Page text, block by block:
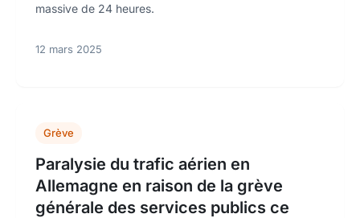
massive de 24 heures.
12 mars 2025
Grève
Paralysie du trafic aérien en
Allemagne en raison de la grève
générale des services publics ce